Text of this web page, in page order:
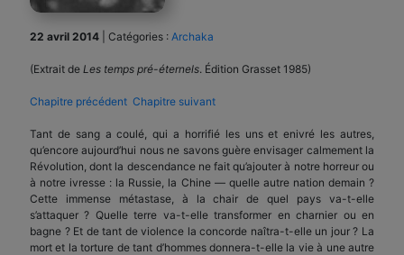
22 avril 2014 Catégories : Archaka
(Extrait de Les temps pré-éternels. Édition Grasset 1985)
Chapitre précédent Chapitre suivant
Tant de sang a coulé, qui a horrifié les uns et enivré les autres,
qu’encore aujourd’hui nous ne savons guère envisager calmement la
Révolution, dont la descendance ne fait qu’ajouter à notre horreur ou
à notre ivresse : la Russie, la Chine — quelle autre nation demain ?
Cette immense métastase, à la chair de quel pays va-t-elle
s’attaquer ? Quelle terre va-t-elle transformer en charnier ou en
bagne ? Et de tant de violence la concorde naîtra-t-elle un jour ? La
mort et la torture de tant d’hommes donnera-t-elle la vie à une autre